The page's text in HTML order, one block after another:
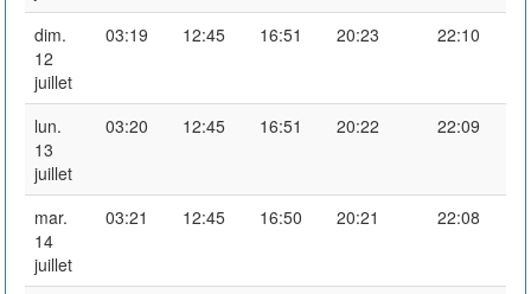
dim.
12
juillet
03:19 12:45 16:51 20:23 22:10
lun.
13
juillet
03:20 12:45 16:51 20:22 22:09
mar.
14
juillet
03:21 12:45 16:50 20:21 22:08